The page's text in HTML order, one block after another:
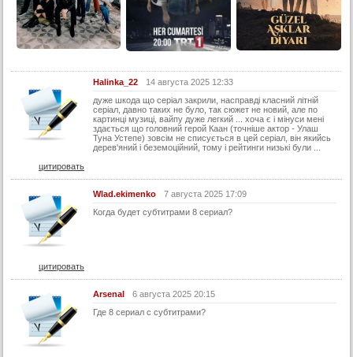
Halinka_22
14 августа 2025 12:33
дуже шкода що серіал закрили, насправді класний літній
серіал, давно таких не було, так сюжет не новий, але по
картинці музиці, вайпу дуже легкий ... хоча є і мінуси мені
здається що головний герой Каан (точніше актор - Улаш
Туна Устепе) зовсім не списується в цей серіал, він якийсь
дерев'яний і беземоційний, тому і рейтинги низькі були ...
цитировать
Wlad.ekimenko
7 августа 2025 17:09
Когда будет субтитрами 8 сериал?
цитировать
Arsenal
6 августа 2025 20:15
Где 8 сериал с субтитрами?